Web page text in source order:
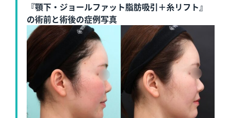
『顎下・ジョールファット脂肪吸引＋糸リフト』
の術前と術後の症例写真